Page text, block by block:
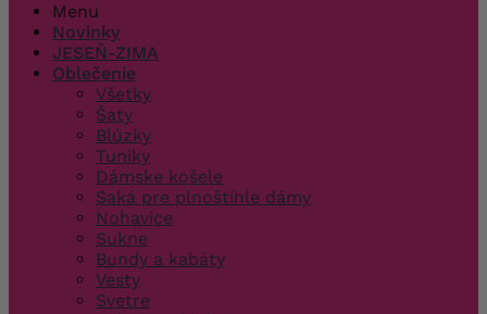
Menu
Novinky
JESEŇ-ZIMA
Oblečenie
Všetky
Šaty
Blúzky
Tuniky
Dámske košele
Saká pre plnoštíhle dámy
Nohavice
Sukne
Bundy a kabáty
Vesty
Svetre